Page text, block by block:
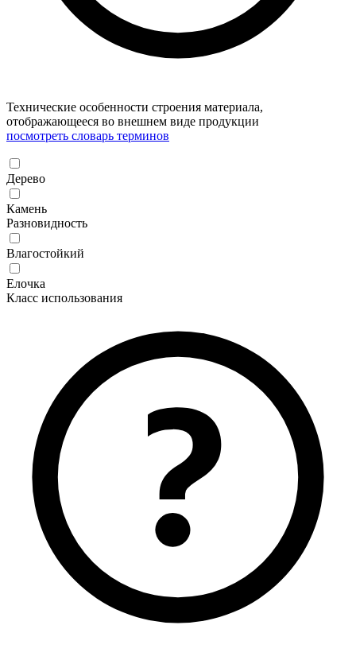
Технические особенности строения материала,
отображающееся во внешнем виде продукции
посмотреть словарь терминов
Дерево
Камень
Разновидность
Влагостойкий
Елочка
Класс использования